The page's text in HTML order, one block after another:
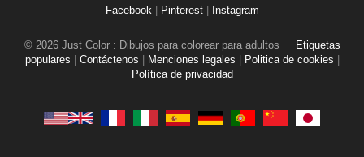
Facebook Pinterest Instagram
© 2026 Just Color : Dibujos para colorear para adultos
Etiquetas
populares
Contáctenos Menciones legales Politica de cookies
Política de privacidad